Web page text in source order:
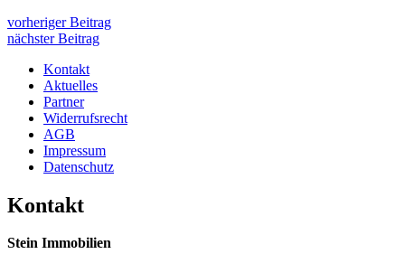
vorheriger Beitrag
nächster Beitrag
Kontakt
Aktuelles
Partner
Widerrufsrecht
AGB
Impressum
Datenschutz
Kontakt
Stein Immobilien